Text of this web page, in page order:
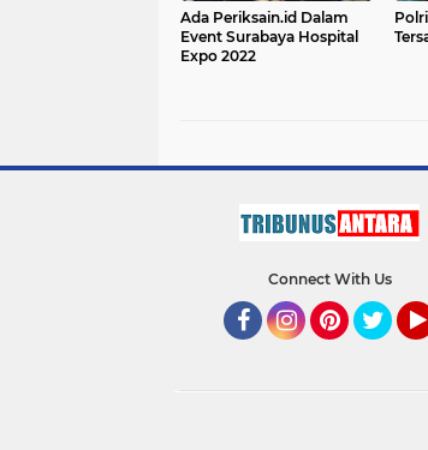
Ada Periksain.id Dalam
Event Surabaya Hospital
Expo 2022
Connect With Us